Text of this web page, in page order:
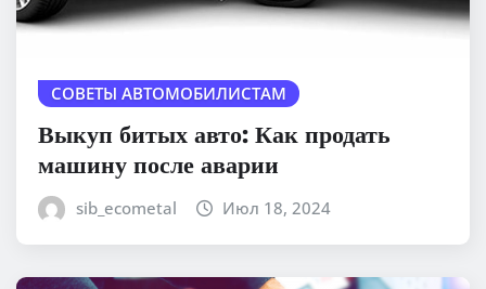
СОВЕТЫ АВТОМОБИЛИСТАМ
Выкуп битых авто: Как продать
машину после аварии
sib_ecometal Июл 18, 2024